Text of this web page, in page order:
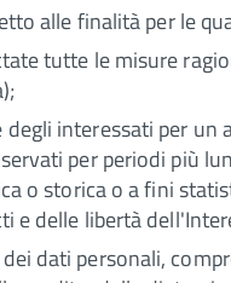
alle finalità per le
tutte le misure
interessati per
per periodi più
o storica o a fini
e delle libertà
dati personali,